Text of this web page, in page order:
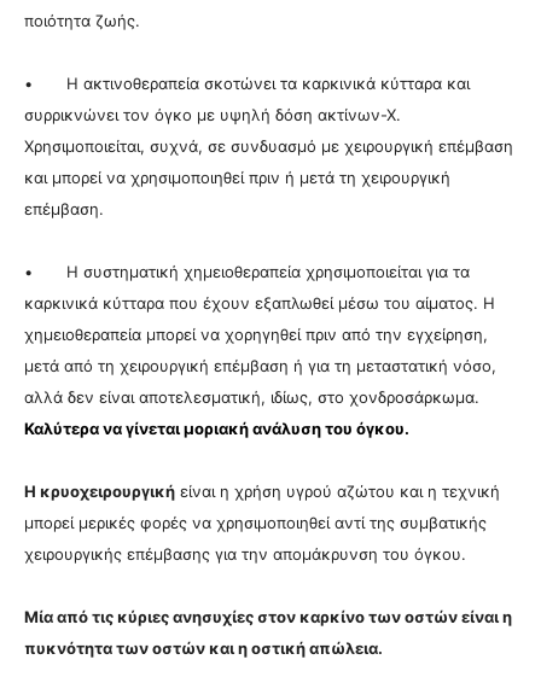
ποιότητα ζωής.
• Η ακτινοθεραπεία σκοτώνει τα καρκινικά κύτταρα και
συρρικνώνει τον όγκο με υψηλή δόση ακτίνων-Χ.
Χρησιμοποιείται, συχνά, σε συνδυασμό με χειρουργική επέμβαση
και μπορεί να χρησιμοποιηθεί πριν ή μετά τη χειρουργική
επέμβαση.
• Η συστηματική χημειοθεραπεία χρησιμοποιείται για τα
καρκινικά κύτταρα που έχουν εξαπλωθεί μέσω του αίματος. Η
χημειοθεραπεία μπορεί να χορηγηθεί πριν από την εγχείρηση,
μετά από τη χειρουργική επέμβαση ή για τη μεταστατική νόσο,
αλλά δεν είναι αποτελεσματική, ιδίως, στο χονδροσάρκωμα.
Καλύτερα να γίνεται μοριακή ανάλυση του όγκου.
Η κρυοχειρουργική είναι η χρήση υγρού αζώτου και η τεχνική
μπορεί μερικές φορές να χρησιμοποιηθεί αντί της συμβατικής
χειρουργικής επέμβασης για την απομάκρυνση του όγκου.
Μία από τις κύριες ανησυχίες στον καρκίνο των οστών είναι η
πυκνότητα των οστών και η οστική απώλεια.